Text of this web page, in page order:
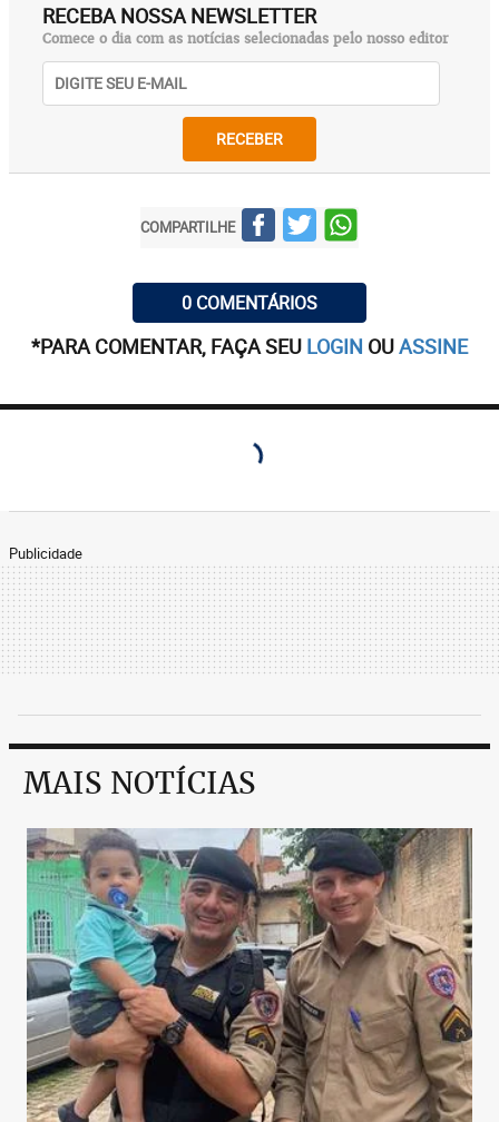
RECEBA NOSSA NEWSLETTER
Comece o dia com as notícias selecionadas pelo nosso editor
RECEBER
COMPARTILHE
0 COMENTÁRIOS
*PARA COMENTAR, FAÇA SEU LOGIN OUASSINE
Publicidade
MAIS NOTÍCIAS